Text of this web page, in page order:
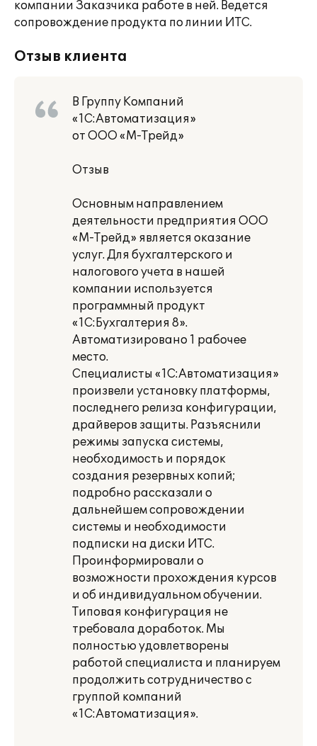
компании Заказчика работе в ней. Ведется
сопровождение продукта по линии ИТС.
Отзыв клиента
В Группу Компаний
«1С:Автоматизация»
от ООО «М-Трейд»
Отзыв
Основным направлением
деятельности предприятия ООО
«М-Трейд» является оказание
услуг. Для бухгалтерского и
налогового учета в нашей
компании используется
программный продукт
«1C:Бухгалтерия 8».
Автоматизировано 1 рабочее
место.
Специалисты «1С:Автоматизация»
произвели установку платформы,
последнего релиза конфигурации,
драйверов защиты. Разъяснили
режимы запуска системы,
необходимость и порядок
создания резервных копий;
подробно рассказали о
дальнейшем сопровождении
системы и необходимости
подписки на диски ИТС.
Проинформировали о
возможности прохождения курсов
и об индивидуальном обучении.
Типовая конфигурация не
требовала доработок. Мы
полностью удовлетворены
работой специалиста и планируем
продолжить сотрудничество с
группой компаний
«1С:Автоматизация».